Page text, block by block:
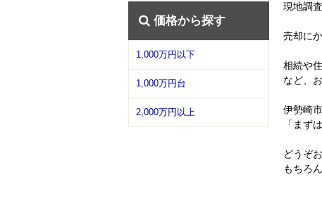
価格から探す
1,000万円以下
1,000万円台
2,000万円以上
現地調
売却に
相続や
など、
伊勢崎
「まず
どうぞ
もちろ